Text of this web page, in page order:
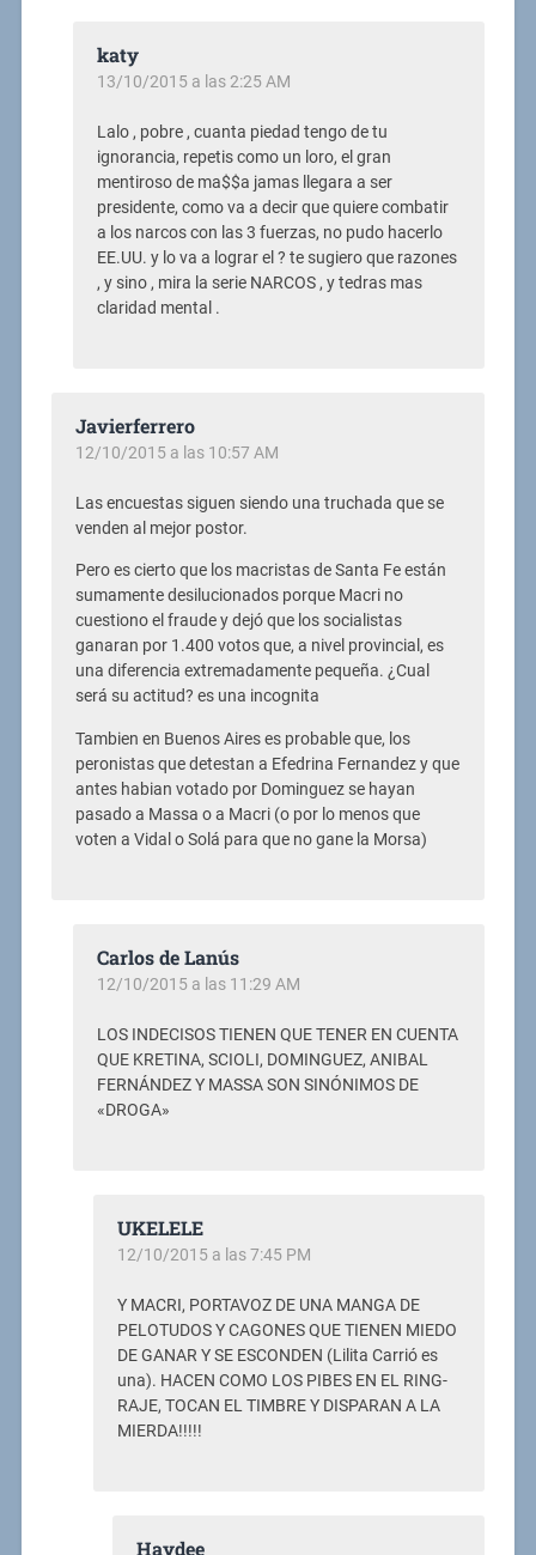
katy
13/10/2015 a las 2:25 AM
Lalo , pobre , cuanta piedad tengo de tu
ignorancia, repetis como un loro, el gran
mentiroso de ma$$a jamas llegara a ser
presidente, como va a decir que quiere combatir
a los narcos con las 3 fuerzas, no pudo hacerlo
EE.UU. y lo va a lograr el ? te sugiero que razones
, y sino , mira la serie NARCOS , y tedras mas
claridad mental .
Javierferrero
12/10/2015 a las 10:57 AM
Las encuestas siguen siendo una truchada que se
venden al mejor postor.
Pero es cierto que los macristas de Santa Fe están
sumamente desilucionados porque Macri no
cuestiono el fraude y dejó que los socialistas
ganaran por 1.400 votos que, a nivel provincial, es
una diferencia extremadamente pequeña. ¿Cual
será su actitud? es una incognita
Tambien en Buenos Aires es probable que, los
peronistas que detestan a Efedrina Fernandez y que
antes habian votado por Dominguez se hayan
pasado a Massa o a Macri (o por lo menos que
voten a Vidal o Solá para que no gane la Morsa)
Carlos de Lanús
12/10/2015 a las 11:29 AM
LOS INDECISOS TIENEN QUE TENER EN CUENTA
QUE KRETINA, SCIOLI, DOMINGUEZ, ANIBAL
FERNÁNDEZ Y MASSA SON SINÓNIMOS DE
«DROGA»
UKELELE
12/10/2015 a las 7:45 PM
Y MACRI, PORTAVOZ DE UNA MANGA DE
PELOTUDOS Y CAGONES QUE TIENEN MIEDO
DE GANAR Y SE ESCONDEN (Lilita Carrió es
una). HACEN COMO LOS PIBES EN EL RING-
RAJE, TOCAN EL TIMBRE Y DISPARAN A LA
MIERDA!!!!!
Haydee